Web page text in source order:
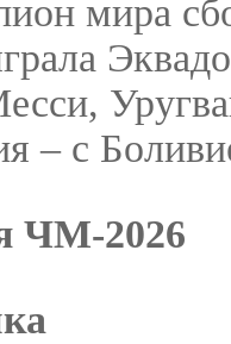
мира
– с
ЧМ-2026